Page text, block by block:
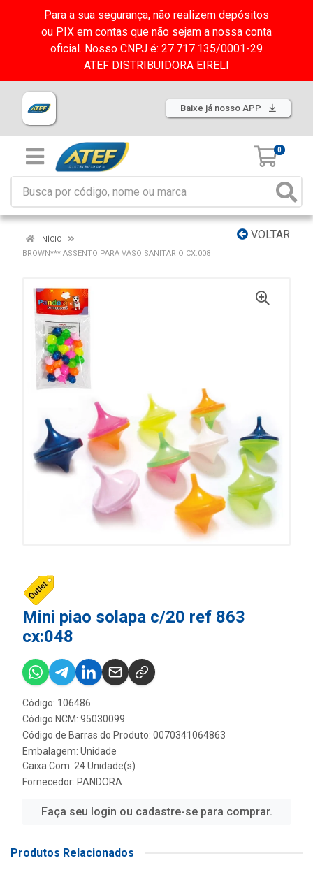
Para a sua segurança, não realizem depósitos
ou PIX em contas que não sejam a nossa conta
oficial. Nosso CNPJ é: 27.717.135/0001-29
ATEF DISTRIBUIDORA EIRELI
Baixe já nosso APP
0
VOLTAR
INÍCIO
BROWN*** ASSENTO PARA VASO SANITARIO CX:008
Mini piao solapa c/20 ref 863
cx:048
Código: 106486
Código NCM: 95030099
Código de Barras do Produto: 0070341064863
Embalagem: Unidade
Caixa Com: 24 Unidade(s)
Fornecedor: PANDORA
Faça seu login ou cadastre-se para comprar.
Produtos Relacionados